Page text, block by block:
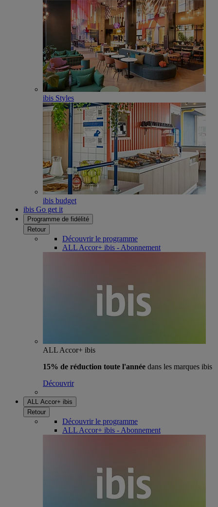
ibis Styles
ibis budget
ibis Go get it
Programme de fidélité
Retour
Découvrir le programme
ALL Accor+ ibis - Abonnement
ALL Accor+ ibis
15% de réduction toute l'année dans les marques ibis
Découvrir
ALL Accor+ ibis
Retour
Découvrir le programme
ALL Accor+ ibis - Abonnement